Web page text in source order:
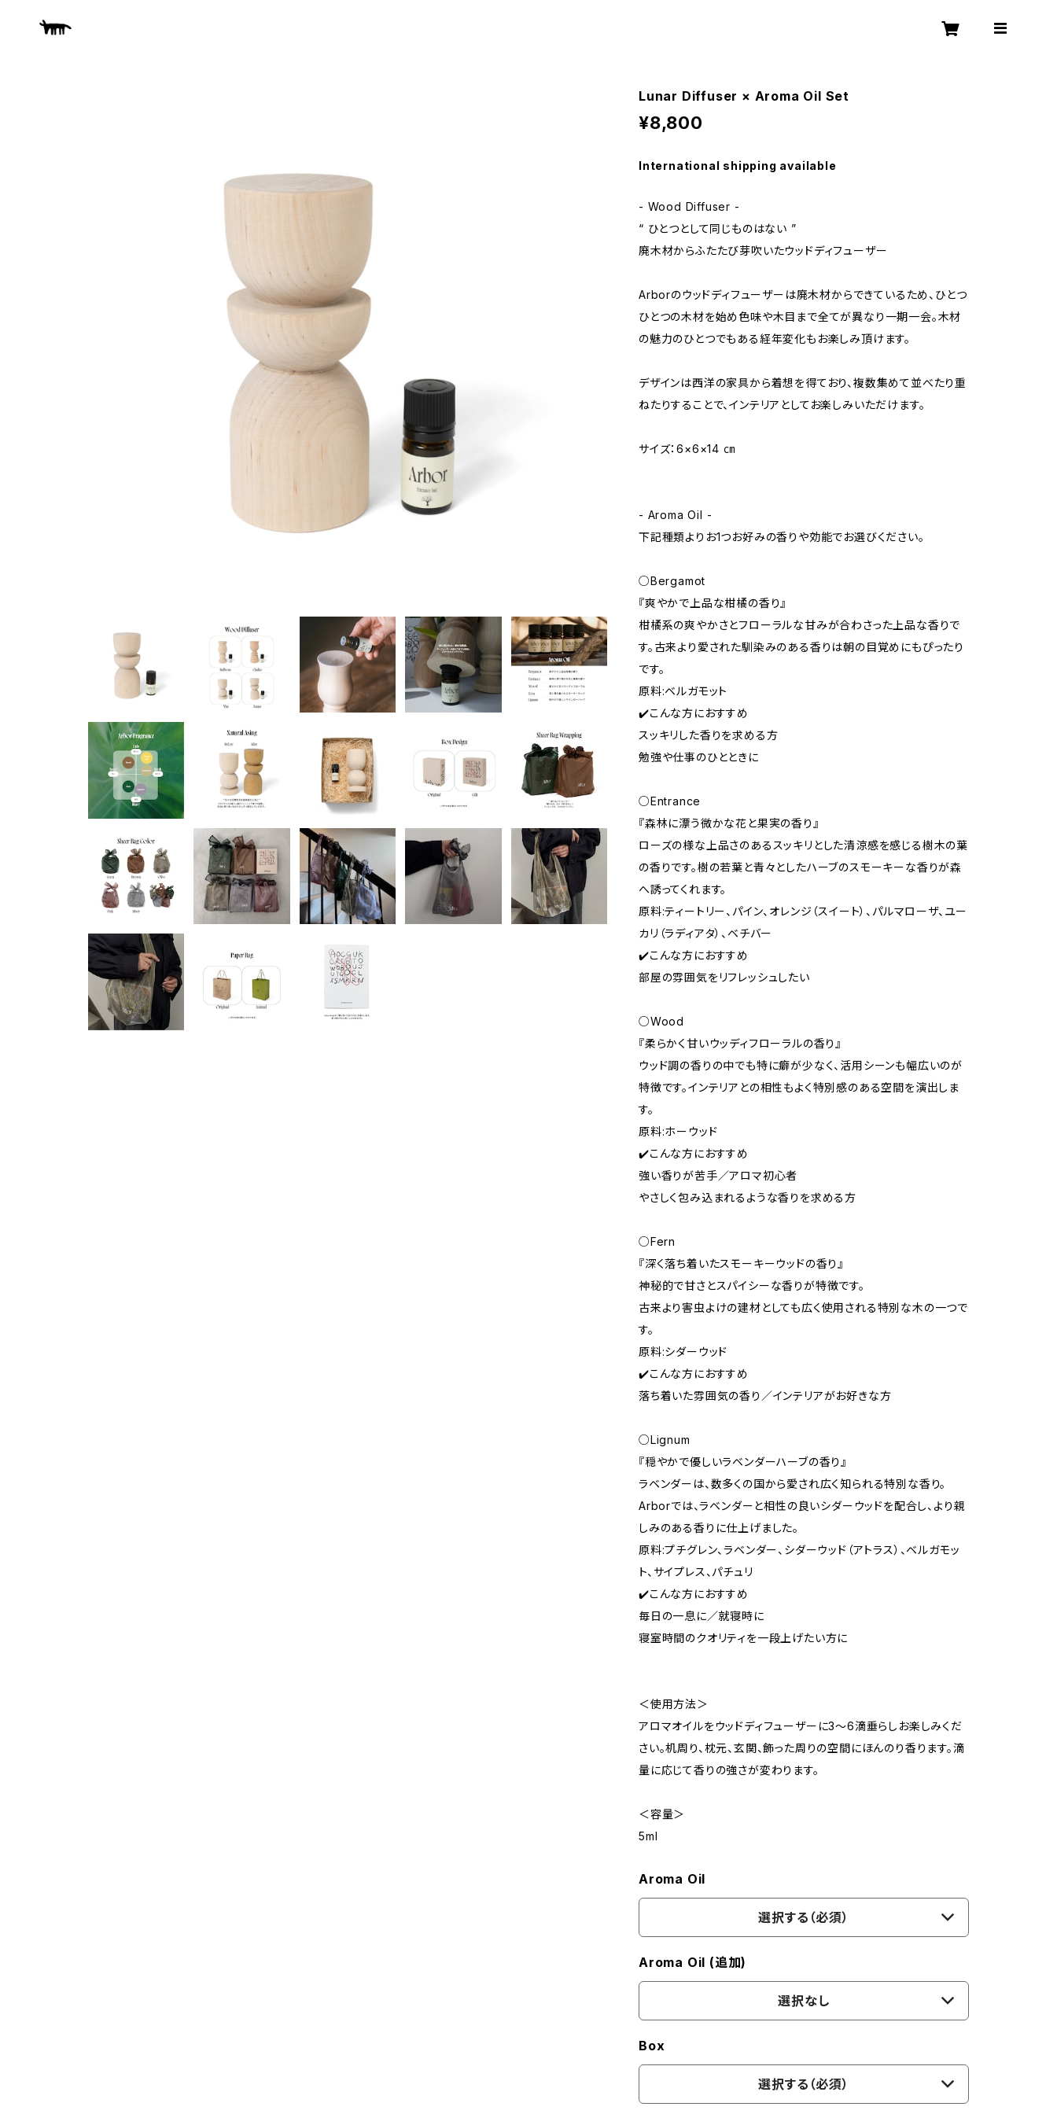
Lunar Diffuser × Aroma Oil Set
¥8,800
International shipping available
- Wood Diffuser -
“ ひとつとして同じものはない ”
廃木材からふたたび芽吹いたウッドディフューザー
Arborのウッドディフューザーは廃木材からできているため、ひとつ
ひとつの木材を始め色味や木目まで全てが異なり一期一会。木材
の魅力のひとつでもある経年変化もお楽しみ頂けます。
デザインは西洋の家具から着想を得ており、複数集めて並べたり重
ねたりすることで、インテリアとしてお楽しみいただけます。
サイズ：6×6×14 ㎝
- Aroma Oil -
下記種類よりお1つお好みの香りや効能でお選びください。
○Bergamot
『爽やかで上品な柑橘の香り』
柑橘系の爽やかさとフローラルな甘みが合わさった上品な香りで
す。古来より愛された馴染みのある香りは朝の目覚めにもぴったり
です。
原料:ベルガモット
✔️こんな方におすすめ
スッキリした香りを求める方
勉強や仕事のひとときに
○Entrance
『森林に漂う微かな花と果実の香り』
ローズの様な上品さのあるスッキリとした清涼感を感じる樹木の葉
の香りです。樹の若葉と青々としたハーブのスモーキーな香りが森
へ誘ってくれます。
原料:ティートリー、パイン、オレンジ（スイート）、パルマローザ、ユー
カリ（ラディアタ）、ベチバー
✔️こんな方におすすめ
部屋の雰囲気をリフレッシュしたい
○Wood
『柔らかく甘いウッディフローラルの香り』
ウッド調の香りの中でも特に癖が少なく、活用シーンも幅広いのが
特徴です。インテリアとの相性もよく特別感のある空間を演出しま
す。
原料:ホーウッド
✔️こんな方におすすめ
強い香りが苦手／アロマ初心者
やさしく包み込まれるような香りを求める方
○Fern
『深く落ち着いたスモーキーウッドの香り』
神秘的で甘さとスパイシーな香りが特徴です。
古来より害虫よけの建材としても広く使用される特別な木の一つで
す。
原料:シダーウッド
✔️こんな方におすすめ
落ち着いた雰囲気の香り／インテリアがお好きな方
○Lignum
『穏やかで優しいラベンダーハーブの香り』
ラベンダーは、数多くの国から愛され広く知られる特別な香り。
Arborでは、ラベンダーと相性の良いシダーウッドを配合し、より親
しみのある香りに仕上げました。
原料:プチグレン、ラベンダー、シダーウッド（アトラス）、ベルガモッ
ト、サイプレス、パチュリ
✔️こんな方におすすめ
毎日の一息に／就寝時に
寝室時間のクオリティを一段上げたい方に
＜使用方法＞
アロマオイルをウッドディフューザーに3〜6滴垂らしお楽しみくだ
さい。机周り、枕元、玄関、飾った周りの空間にほんのり香ります。滴
量に応じて香りの強さが変わります。
＜容量＞
5ml
Aroma Oil
選択する（必須）
Aroma Oil (追加)
選択なし
Box
選択する（必須）